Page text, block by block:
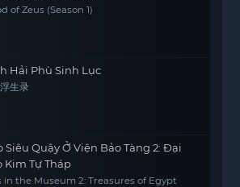
of Zeus (Season 1)
Hải Phù Sinh Lục
生录
Siêu Quậy Ở Viện Bảo Tàng 2: Đại
Kim Tự Tháp
in the Museum 2: Treasures of Egypt